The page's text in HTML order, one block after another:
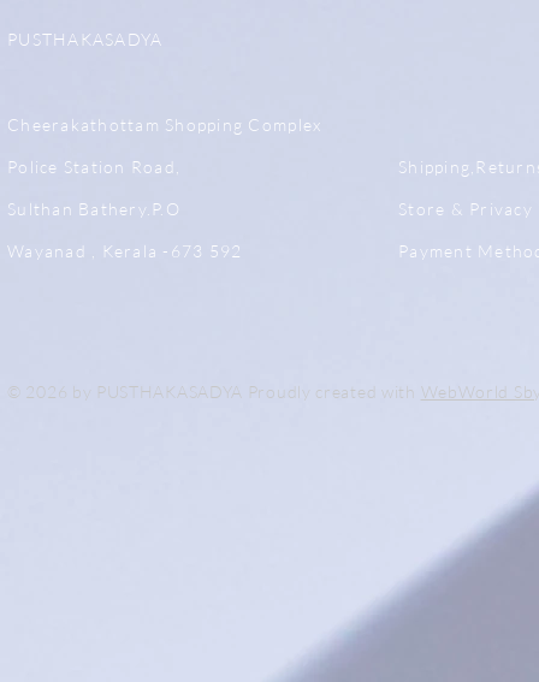
PUSTHAKASADYA
Cheerakathottam Shopping Complex
Police Station Road,
Sulthan Bathery.P.O
Wayanad , Kerala -673 592
Store & Privacy
Payment
© 2026 by PUSTHAKASADYA Proudly created with WebWorld